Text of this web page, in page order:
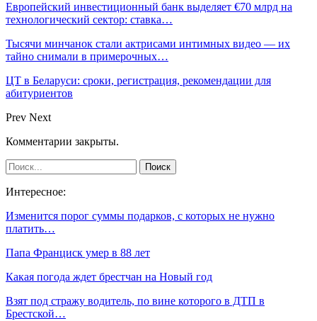
Европейский инвестиционный банк выделяет €70 млрд на
технологический сектор: ставка…
Тысячи минчанок стали актрисами интимных видео — их
тайно снимали в примерочных…
ЦТ в Беларуси: сроки, регистрация, рекомендации для
абитуриентов
Prev Next
Комментарии закрыты.
Интересное:
Изменится порог суммы подарков, с которых не нужно
платить…
Папа Франциск умер в 88 лет
Какая погода ждет брестчан на Новый год
Взят под стражу водитель, по вине которого в ДТП в
Брестской…